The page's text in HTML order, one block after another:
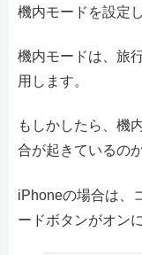
機内モードを設定
機内モードは、旅
用します。
もしかしたら、機
合が起きているの
iPhoneの場合は、
ードボタンがオン